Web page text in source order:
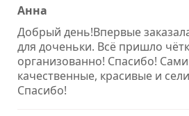
Анна
Добрый день!Впервые
для доченьки. Всё пришло
организованно! Спасибо!
качественные, красивые и
Спасибо!